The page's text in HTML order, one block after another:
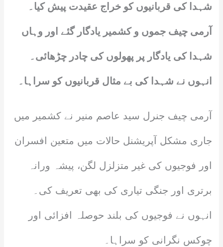
شہدا کی قربانیوں کو خراج عقیدت پیش کیا۔
آرمی چیف جموں و کشمیر یادگار گئے اور وہاں
شہدا کی یادگار پر پھولوں کی چادر چڑھائی۔
انہوں نے شہدا کی بے مثال قربانیوں کو سراہا۔
آرمی چیف جنرل سید عاصم منیر نے کشمیر میں
جاری مشکل آپریشنل حالات میں متعین افسران
اور فوجیوں کی غیر متزلزل لگن، پیشہ ورانہ
برتری اور جنگی تیاری کی بھی تعریف کی۔
انہوں نے فوجیوں کی بلند حوصلہ افزائی اور
چوکس نگرانی کو سراہا۔